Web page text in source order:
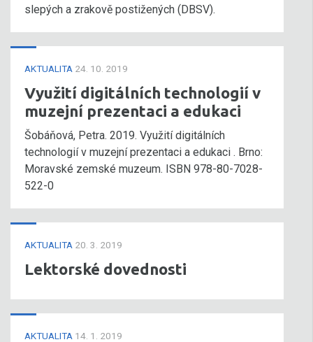
slepých a zrakově postižených (DBSV).
AKTUALITA 24. 10. 2019
Využití digitálních technologií v
muzejní prezentaci a edukaci
Šobáňová, Petra. 2019. Využití digitálních
technologií v muzejní prezentaci a edukaci . Brno:
Moravské zemské muzeum. ISBN 978-80-7028-
522-0
AKTUALITA 20. 3. 2019
Lektorské dovednosti
AKTUALITA 14. 1. 2019